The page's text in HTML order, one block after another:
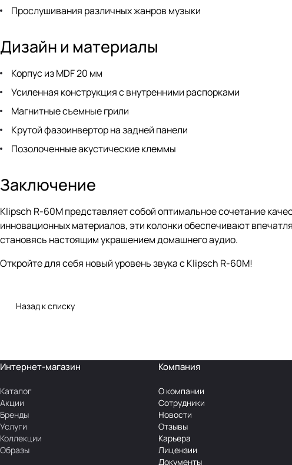
Прослушивания различных жанров музыки
Дизайн и материалы
Корпус из MDF 20 мм
Усиленная конструкция с внутренними распорками
Магнитные съемные грили
Крутой фазоинвертор на задней панели
Позолоченные акустические клеммы
Заключение
Klipsch R-60M представляет собой оптимальное сочетание
инновационных материалов, эти колонки обеспечивают
становясь настоящим украшением домашнего аудио.
Откройте для себя новый уровень звука с Klipsch R-60M!
Назад к списку
Интернет-магазин
Каталог
Акции
Бренды
Услуги
Коллекции
Образы
Компания
О компании
Сотрудники
Новости
Отзывы
Карьера
Лицензии
Документы